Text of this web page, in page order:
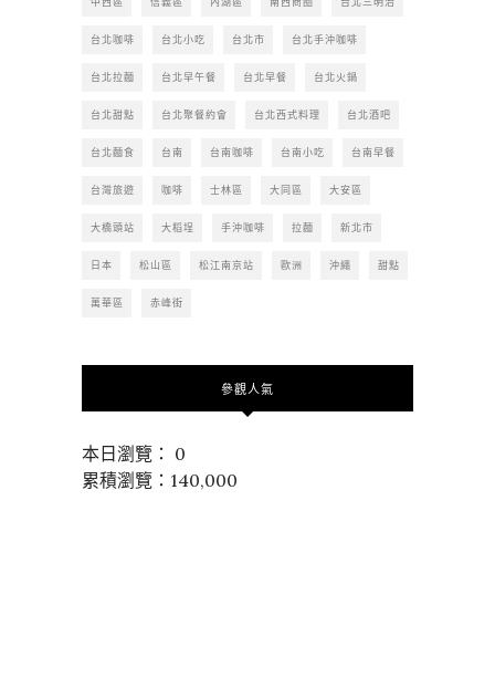
台北咖啡 台北小吃 台北市 台北手沖咖啡
台北拉麵 台北早午餐 台北早餐 台北火鍋
台北甜點 台北聚餐約會 台北西式料理 台北酒吧
台北麵食 台南 台南咖啡 台南小吃 台南早餐
台灣旅遊 咖啡 士林區 大同區 大安區
大橋頭站 大稻埕 手沖咖啡 拉麵 新北市
日本 松山區 松江南京站 歐洲 沖繩 甜點
萬華區 赤峰街
參觀人氣
本日瀏覽： 0
累積瀏覽：140,000